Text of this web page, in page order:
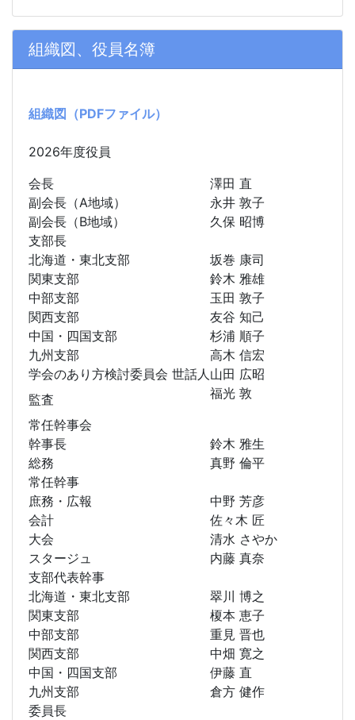
組織図、役員名簿
組織図（PDFファイル）
2026年度役員
会長
澤田 直
副会長（A地域）
永井 敦子
副会長（B地域）
久保 昭博
支部長
北海道・東北支部
坂巻 康司
関東支部
鈴木 雅雄
中部支部
玉田 敦子
関西支部
友谷 知己
中国・四国支部
杉浦 順子
九州支部
高木 信宏
学会のあり方検討委員会 世話人 山田 広昭
監査
福光 敦
常任幹事会
幹事長
鈴木 雅生
総務
真野 倫平
常任幹事
庶務・広報
中野 芳彦
会計
佐々木 匠
大会
清水 さやか
スタージュ
内藤 真奈
支部代表幹事
北海道・東北支部
翠川 博之
関東支部
榎本 恵子
中部支部
重見 晋也
関西支部
中畑 寛之
中国・四国支部
伊藤 直
九州支部
倉方 健作
委員長